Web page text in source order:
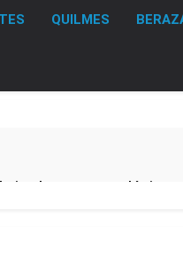
QUILMES
alerta meteorológica